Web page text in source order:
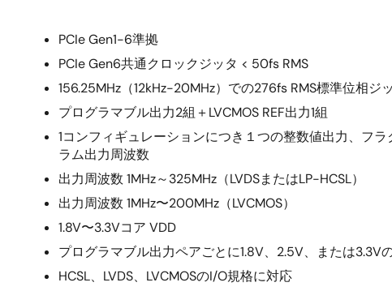
PCIe Gen1-6準拠
PCIe Gen6共通クロックジッタ < 50fs RMS
156.25MHz（12kHz-20MHz）での276fs RMS標準位相ジ
プログラマブル出力2組＋LVCMOS REF出力1組
1コンフィギュレーションにつき１つの整数値出力、フ
ラム出力周波数
出力周波数 1MHz～325MHz（LVDSまたはLP-HCSL）
出力周波数 1MHz〜200MHz（LVCMOS）
1.8V〜3.3Vコア VDD
プログラマブル出力ペアごとに1.8V、2.5V、または3.3V
HCSL、LVDS、LVCMOSのI/O規格に対応